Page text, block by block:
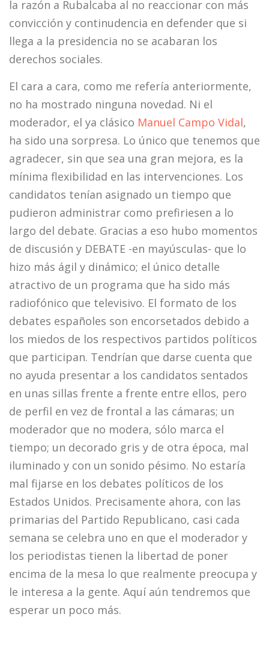
la razón a Rubalcaba al no reaccionar con más
convicción y continudencia en defender que si
llega a la presidencia no se acabaran los
derechos sociales.
El cara a cara, como me refería anteriormente,
no ha mostrado ninguna novedad. Ni el
moderador, el ya clásico Manuel Campo Vidal,
ha sido una sorpresa. Lo único que tenemos que
agradecer, sin que sea una gran mejora, es la
mínima flexibilidad en las intervenciones. Los
candidatos tenían asignado un tiempo que
pudieron administrar como prefiriesen a lo
largo del debate. Gracias a eso hubo momentos
de discusión y DEBATE -en mayúsculas- que lo
hizo más ágil y dinámico; el único detalle
atractivo de un programa que ha sido más
radiofónico que televisivo. El formato de los
debates españoles son encorsetados debido a
los miedos de los respectivos partidos políticos
que participan. Tendrían que darse cuenta que
no ayuda presentar a los candidatos sentados
en unas sillas frente a frente entre ellos, pero
de perfil en vez de frontal a las cámaras; un
moderador que no modera, sólo marca el
tiempo; un decorado gris y de otra época, mal
iluminado y con un sonido pésimo. No estaría
mal fijarse en los debates políticos de los
Estados Unidos. Precisamente ahora, con las
primarias del Partido Republicano, casi cada
semana se celebra uno en que el moderador y
los periodistas tienen la libertad de poner
encima de la mesa lo que realmente preocupa y
le interesa a la gente. Aquí aún tendremos que
esperar un poco más.